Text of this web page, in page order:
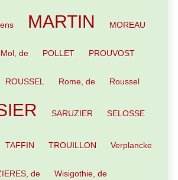
MARTIN MOREAU
Mol, de POLLET PROUVOST
ROUSSEL Rome, de Roussel
SARUZIER SELOSSE
TAFFIN TROUILLON Verplancke
de Wisigothie, de